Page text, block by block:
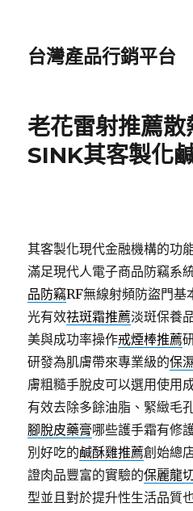
台灣產品行銷平台
老花雷射推薦
SINK其客製化
其客製化現代金融機構的功
滿足現代人電子商品防竊系
品防竊RF無線射頻防盜門基
光有效祛斑霜推薦淡斑保養
美與成功率操作戒煙棒推薦
研發為肌膚帶來專業級的保
膚粗糙手脫皮可以選用使用
有效去除多餘油脂、緊緻毛
腳脫皮藥膏哪些護手霜有修
別好吃的鹹酥雞推薦創始總
證肉品豐富的實驗的保麗龍
型並且對於提升性生活品質